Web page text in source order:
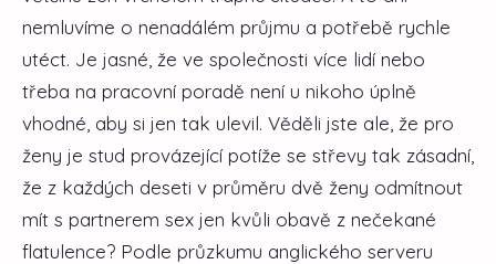
nemluvíme o nenadálém průjmu a potřebě rychle
utéct. Je jasné, že ve společnosti více lidí nebo
třeba na pracovní poradě není u nikoho úplně
vhodné, aby si jen tak ulevil. Věděli jste ale, že pro
ženy je stud provázející potíže se střevy tak zásadní,
že z každých deseti v průměru dvě ženy odmítnout
mít s partnerem sex jen kvůli obavě z nečekané
flatulence? Podle průzkumu anglického serveru